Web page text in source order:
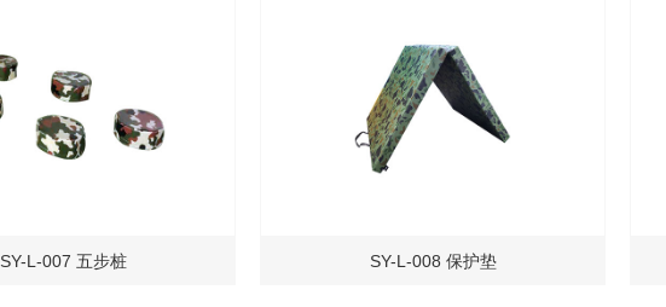
SY-L-007 五步桩 SY-L-008 保护垫